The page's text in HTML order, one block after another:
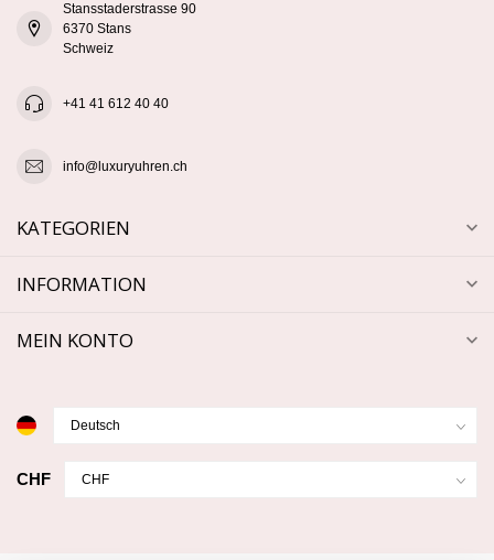
Stansstaderstrasse 90
6370 Stans
Schweiz
+41 41 612 40 40
info@luxuryuhren.ch
KATEGORIEN
INFORMATION
MEIN KONTO
CHF